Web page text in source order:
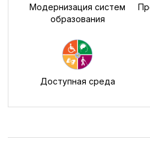
Модернизация систем
образования
Доступная среда